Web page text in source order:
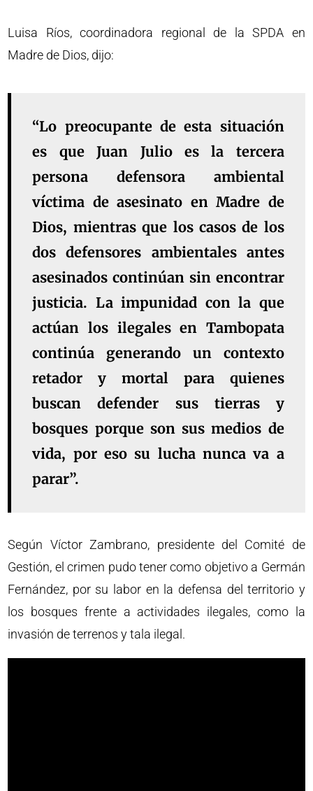
Luisa Ríos, coordinadora regional de la SPDA en
Madre de Dios, dijo:
“Lo preocupante de esta situación
es que Juan Julio es la tercera
persona defensora ambiental
víctima de asesinato en Madre de
Dios, mientras que los casos de los
dos defensores ambientales antes
asesinados continúan sin encontrar
justicia. La impunidad con la que
actúan los ilegales en Tambopata
continúa generando un contexto
retador y mortal para quienes
buscan defender sus tierras y
bosques porque son sus medios de
vida, por eso su lucha nunca va a
parar”.
Según Víctor Zambrano, presidente del Comité de
Gestión, el crimen pudo tener como objetivo a Germán
Fernández, por su labor en la defensa del territorio y
los bosques frente a actividades ilegales, como la
invasión de terrenos y tala ilegal.